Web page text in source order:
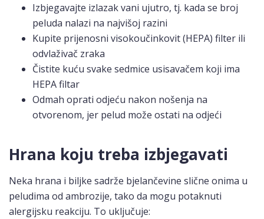
Izbjegavajte izlazak vani ujutro, tj. kada se broj
peluda nalazi na najvišoj razini
Kupite prijenosni visokoučinkovit (HEPA) filter ili
odvlaživač zraka
Čistite kuću svake sedmice usisavačem koji ima
HEPA filtar
Odmah oprati odjeću nakon nošenja na
otvorenom, jer pelud može ostati na odjeći
Hrana koju treba izbjegavati
Neka hrana i biljke sadrže bjelančevine slične onima u
peludima od ambrozije, tako da mogu potaknuti
alergijsku reakciju. To uključuje: